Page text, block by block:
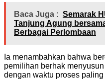
Baca Juga : Semarak
Tanjung Agung
Berbagai Perlombaan
Ia menambahkan bahwa
pemilihan berhak
dengan waktu proses